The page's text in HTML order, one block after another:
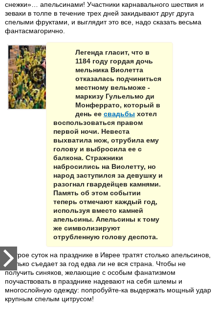
снежки»… апельсинами! Участники карнавального шествия и
зеваки в толпе в течение трех дней закидывают друг друга
спелыми фруктами, и выглядит это все, надо сказать весьма
фантасмагорично.
Легенда гласит, что в
1184 году гордая дочь
мельника Виолетта
отказалась подчиниться
местному вельможе -
маркизу Гульельмо ди
Монферрато, который в
день ее свадьбы хотел
воспользоваться правом
первой ночи. Невеста
выхватила нож, отрубила ему
голову и выбросила ее с
балкона. Стражники
набросились на Виолетту, но
народ заступился за девушку и
разогнал гвардейцев камнями.
Память об этом событии
теперь отмечают каждый год,
используя вместо камней
апельсины. Апельсины к тому
же символизируют
отрубленную голову деспота.
За трое суток на празднике в Иврее тратят столько апельсинов,
сколько съедает за год едва ли не вся страна. Чтобы не
получить синяков, желающие с особым фанатизмом
поучаствовать в празднике надевают на себя шлемы и
многослойную одежду: попробуйте-ка выдержать мощный удар
крупным спелым цитрусом!